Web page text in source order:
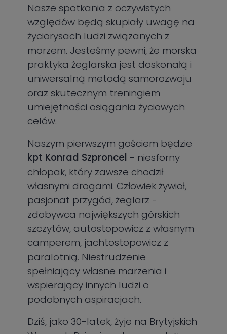
Nasze spotkania z oczywistych
względów będą skupiały uwagę na
życiorysach ludzi związanych z
morzem. Jesteśmy pewni, że morska
praktyka żeglarska jest doskonałą i
uniwersalną metodą samorozwoju
oraz skutecznym treningiem
umiejętności osiągania życiowych
celów.
Naszym pierwszym gościem będzie
kpt Konrad Szproncel - niesforny
chłopak, który zawsze chodził
własnymi drogami. Człowiek żywioł,
pasjonat przygód, żeglarz -
zdobywca największych górskich
szczytów, autostopowicz z własnym
camperem, jachtostopowicz z
paralotnią. Niestrudzenie
spełniający własne marzenia i
wspierający innych ludzi o
podobnych aspiracjach.
Dziś, jako 30-latek, żyje na Brytyjskich